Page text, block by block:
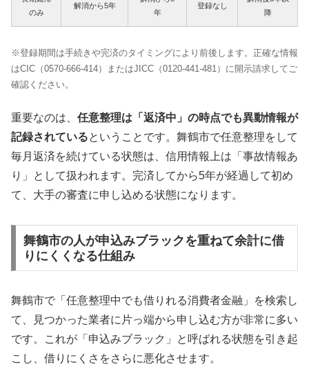
のみ
解消から5年
年
登録なし
降
※登録期間は手続きや完済のタイミングにより前後します。正確な情報
はCIC（0570-666-414）またはJICC（0120-441-481）に開示請求してご
確認ください。
重要なのは、 任意整理は「返済中」の時点でも異動情報が
記録されているということです。舞鶴市で任意整理をして
毎月返済を続けている状態は、信用情報上は「事故情報あ
り」として扱われます。完済してから5年が経過して初め
て、大手の審査に申し込める状態になります。
舞鶴市の人が申込みブラックを重ねて余計に借
りにくくなる仕組み
舞鶴市で「任意整理中でも借りれる消費者金融」を検索し
て、見つかった業者に片っ端から申し込む方が非常に多い
です。これが「申込みブラック」と呼ばれる状態を引き起
こし、借りにくさをさらに悪化させます。